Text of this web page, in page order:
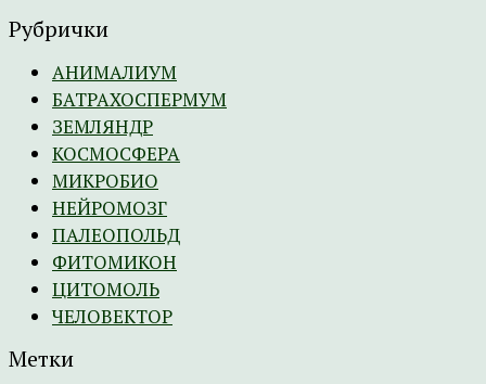
Рубрички
АНИМАЛИУМ
БАТРАХОСПЕРМУМ
ЗЕМЛЯНДР
КОСМОСФЕРА
МИКРОБИО
НЕЙРОМОЗГ
ПАЛЕОПОЛЬД
ФИТОМИКОН
ЦИТОМОЛЬ
ЧЕЛОВЕКТОР
Метки